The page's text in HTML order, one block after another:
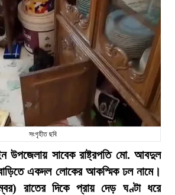
সংগৃহীত ছবি
উপজেলায় সাবেক রাষ্ট্রপতি মো. আবদুল
একদল লোকের আকস্মিক ঢল নামে।
রাতের দিকে প্রায় দেড় ঘণ্টা ধরে